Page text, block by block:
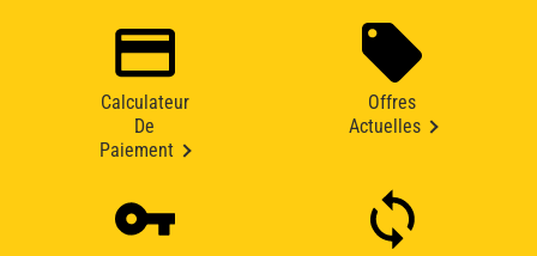
Calculateur
De
Paiement
Offres
Actuelles